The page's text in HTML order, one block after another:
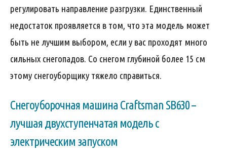
регулировать направление разгрузки. Единственный
недостаток проявляется в том, что эта модель может
быть не лучшим выбором, если у вас проходят много
сильных снегопадов. Со снегом глубиной более 15 см
этому снегоуборщику тяжело справиться.
Снегоуборочная машина Craftsman SB630 –
лучшая двухступенчатая модель с
электрическим запуском